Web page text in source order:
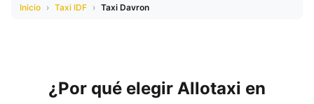
Inicio › Taxi IDF › Taxi Davron
¿Por qué elegir Allotaxi en